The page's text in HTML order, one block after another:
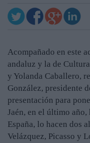
Acompañado en este
andaluz y la de
y Yolanda Caballero,
González, presidente
presentación para
Jaén, en el último
España, lo hacen dos
Velázquez, Picasso y